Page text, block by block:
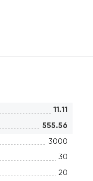
11.11
555.56
3000
30
20